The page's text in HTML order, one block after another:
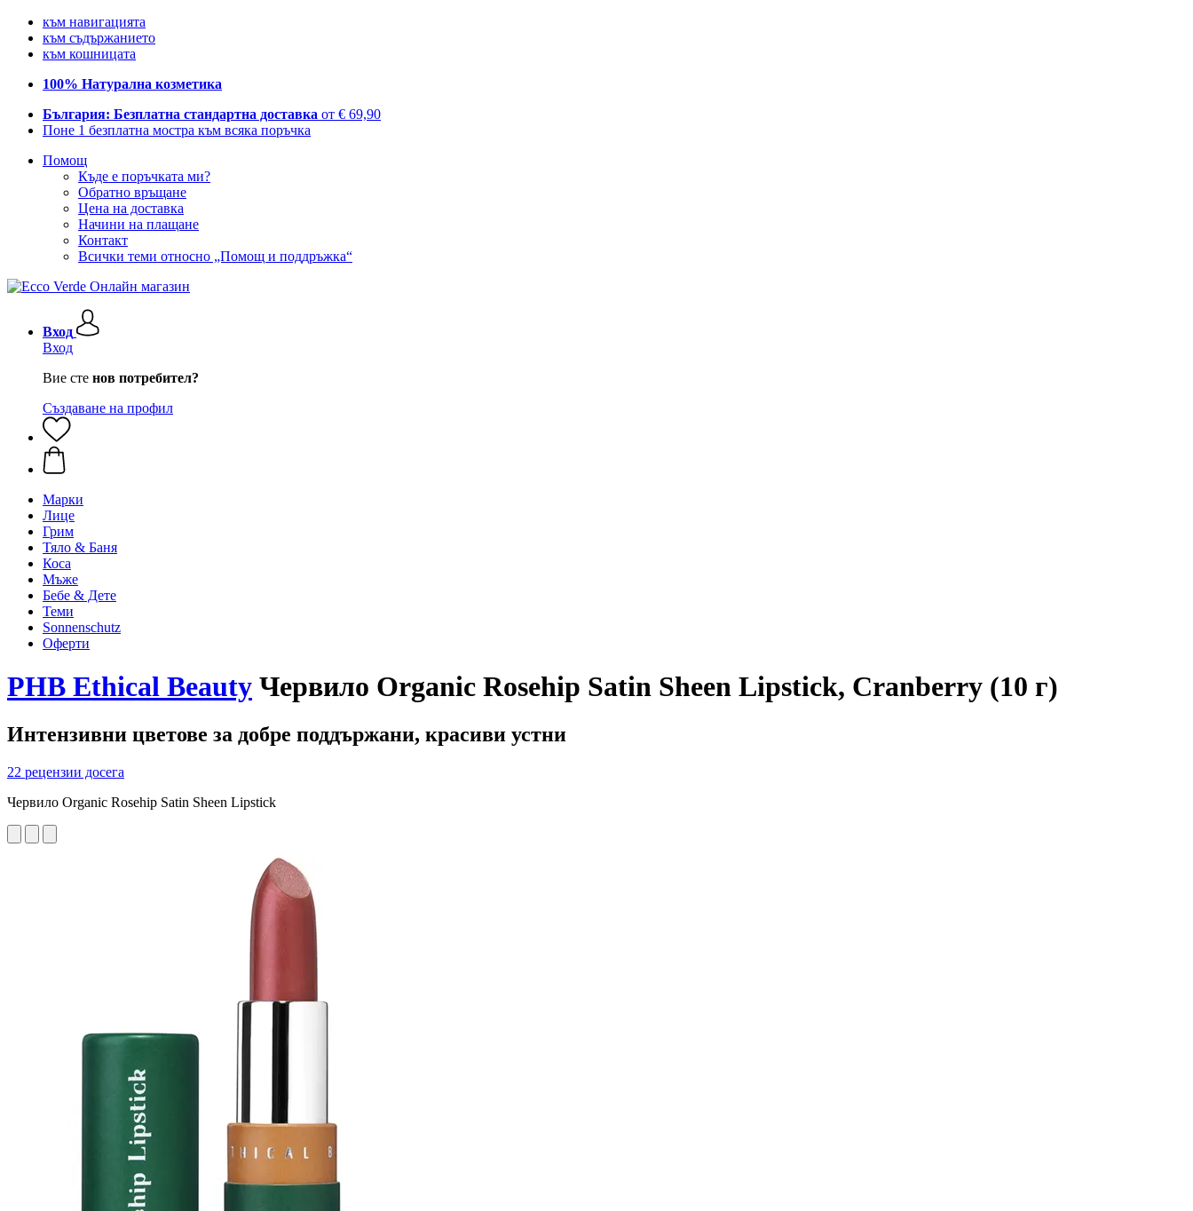
към навигацията
към съдържанието
към кошницата
100% Натурална козметика
България: Безплатна стандартна доставка от € 69,90
Поне 1 безплатна мостра към всяка поръчка
Помощ
Къде е поръчката ми?
Обратно връщане
Цена на доставка
Начини на плащане
Контакт
Всички теми относно „Помощ и поддръжка“
Вход
Вход
Вие сте нов потребител?
Създаване на профил
Марки
Лице
Грим
Тяло & Баня
Коса
Мъже
Бебе & Дете
Теми
Sonnenschutz
Оферти
PHB Ethical Beauty Червило Organic Rosehip Satin Sheen Lipstick, Cranberry (10 г)
Интензивни цветове за добре поддържани, красиви устни
22 рецензии досега
Червило Organic Rosehip Satin Sheen Lipstick